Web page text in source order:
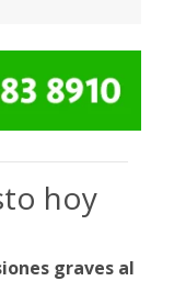
hoy
graves al